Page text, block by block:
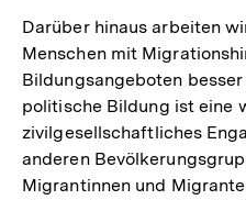
Darüber hinaus arbeiten
Menschen mit
Bildungsangeboten
politische Bildung ist eine
zivilgesellschaftliches
anderen
Migrantinnen und